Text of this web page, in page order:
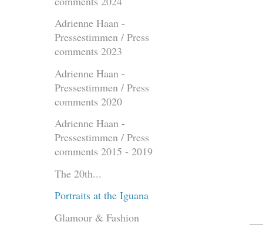
Adrienne Haan -
Pressestimmen / Press
comments 2023
Adrienne Haan -
Pressestimmen / Press
comments 2020
Adrienne Haan -
Pressestimmen / Press
comments 2015 - 2019
The 20th...
Portraits at the Iguana
Glamour & Fashion